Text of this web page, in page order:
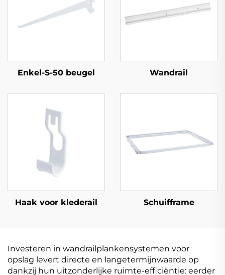
Enkel-S-50 beugel Wandrail
Haak voor klederail Schuifframe
Investeren in wandrailplankensystemen voor
opslag levert directe en langetermijnwaarde op
dankzij hun uitzonderlijke ruimte-efficiëntie: eerder